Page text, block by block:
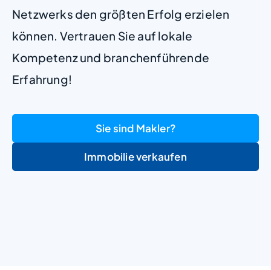
Netzwerks den größten Erfolg erzielen
können. Vertrauen Sie auf lokale
Kompetenz und branchenführende
Erfahrung!
Sie sind Makler?
Immobilie verkaufen